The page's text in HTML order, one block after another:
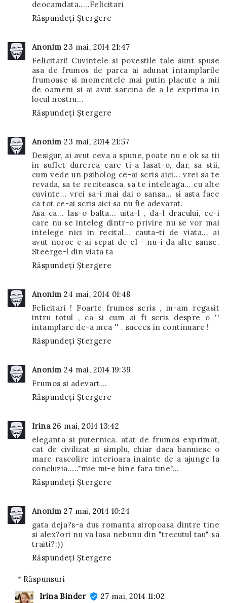
deocamdata.....Felicitari
Răspundeți Ștergere
Anonim 23 mai, 2014 21:47
Felicitari! Cuvintele si povestile tale sunt spuse
asa de frumos de parca ai adunat intamplarile
frumoase si momentele mai putin placute a mii
de oameni si ai avut sarcina de a le exprima in
locul nostru...
Răspundeți Ștergere
Anonim 23 mai, 2014 21:57
Desigur, ai avut ceva a spune, poate nu e ok sa tii
in suflet durerea care ti-a lasat-o, dar, sa stii,
cum vede un psiholog ce-ai scris aici... vrei sa te
revada, sa te reciteasca, sa te inteleaga... cu alte
cuvinte... vrei sa-i mai dai o sansa... si asta face
ca tot ce-ai scris aici sa nu fie adevarat.
Asa ca... las-o balta... uita-l , da-l dracului, ce-i
care nu se inteleg dintr-o privire nu se vor mai
intelege nici in recital... cauta-ti de viata... ai
avut noroc c-ai scpat de el - nu-i da alte sanse.
Steerge-l din viata ta
Răspundeți Ștergere
Anonim 24 mai, 2014 01:48
Felicitari ! Foarte frumos scris , m-am regasit
intru totul , ca si cum ai fi scris despre o ''
intamplare de-a mea '' . succes in continuare !
Răspundeți Ștergere
Anonim 24 mai, 2014 19:39
Frumos si adevart...
Răspundeți Ștergere
Irina 26 mai, 2014 13:42
eleganta si puternica. atat de frumos exprimat,
cat de civilizat si simplu, chiar daca banuiesc o
mare rascolire interioara inainte de a ajunge la
concluzia....."mie mi-e bine fara tine"...
Răspundeți Ștergere
Anonim 27 mai, 2014 10:24
gata deja?s-a dus romanta siropoasa dintre tine
si alex?ori nu va lasa nebunu din "trecutul tau" sa
traiti?:))
Răspundeți Ștergere
Răspunsuri
Irina Binder
27 mai, 2014 11:02